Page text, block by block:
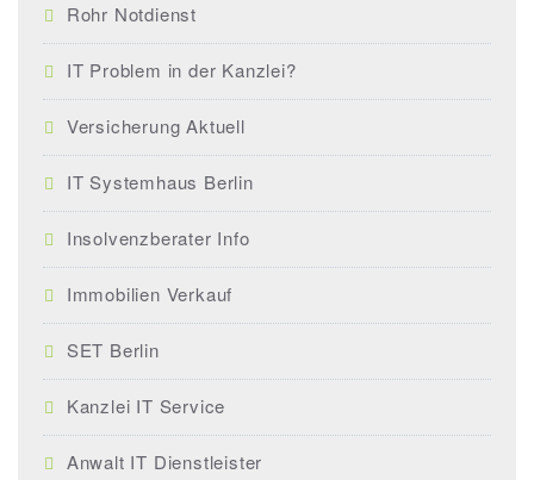
Rohr Notdienst
IT Problem in der Kanzlei?
Versicherung Aktuell
IT Systemhaus Berlin
Insolvenzberater Info
Immobilien Verkauf
SET Berlin
Kanzlei IT Service
Anwalt IT Dienstleister